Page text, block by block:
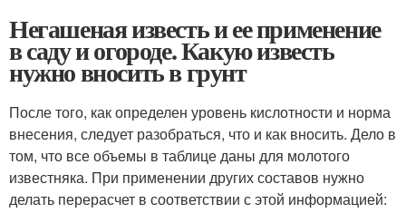
Негашеная известь и ее применение
в саду и огороде. Какую известь
нужно вносить в грунт
После того, как определен уровень кислотности и норма
внесения, следует разобраться, что и как вносить. Дело в
том, что все объемы в таблице даны для молотого
известняка. При применении других составов нужно
делать перерасчет в соответствии с этой информацией: